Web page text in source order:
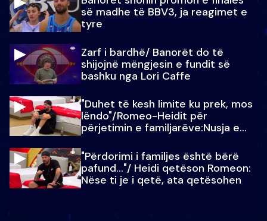
së madhe të BBV3, ja reagimet e
tyre
Zarf i bardhë/ Banorët do të
shijojnë mëngjesin e fundit së
bashku nga Lori Caffe
"Duhet të kesh limite ku prek, mos
lëndo"/Romeo-Heidit për
përjetimin e familjarëve:Nusja e
"Përdorimi i familjes është bërë
pafund…"/ Heidi qetëson Romeon:
Nëse ti je i qetë, ata qetësohen